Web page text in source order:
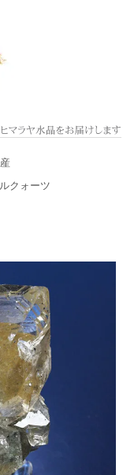
クォーツ